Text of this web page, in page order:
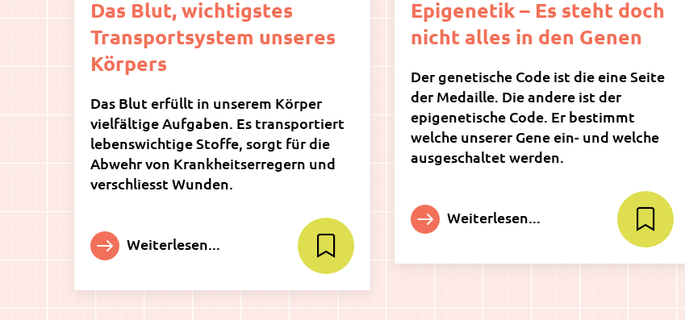
Das Blut, wichtigstes
Transportsystem unseres
Körpers
Das Blut erfüllt in unserem Körper
vielfältige Aufgaben. Es transportiert
lebenswichtige Stoffe, sorgt für die
Abwehr von Krankheitserregern und
verschliesst Wunden.
Weiterlesen...
Epigenetik – Es steht doch
nicht alles in den Genen
Der genetische Code ist die eine Seite
der Medaille. Die andere ist der
epigenetische Code. Er bestimmt
welche unserer Gene ein- und welche
ausgeschaltet werden.
Weiterlesen...